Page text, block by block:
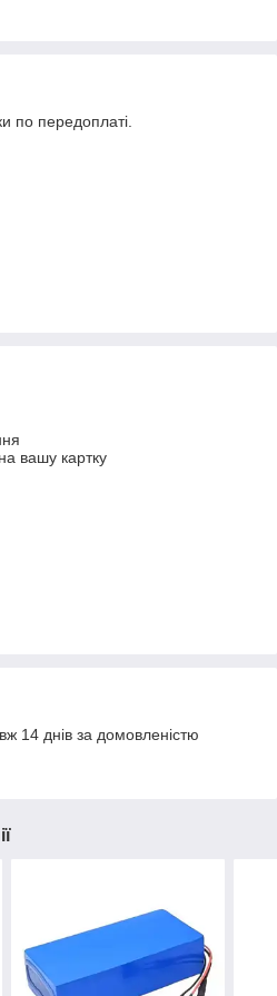
по передоплаті.
вашу картку
14 днів за домовленістю